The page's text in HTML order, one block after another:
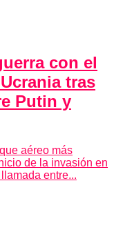
con el
tras
Putin y
aéreo más
de la invasión en
entre...